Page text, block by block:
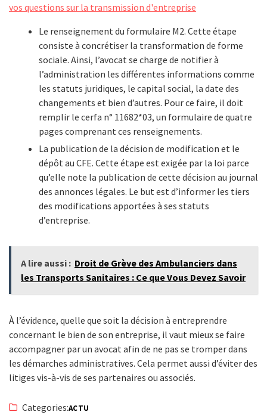
vos questions sur la transmission d'entreprise
Le renseignement du formulaire M2. Cette étape
consiste à concrétiser la transformation de forme
sociale. Ainsi, l’avocat se charge de notifier à
l’administration les différentes informations comme
les statuts juridiques, le capital social, la date des
changements et bien d’autres. Pour ce faire, il doit
remplir le cerfa n° 11682*03, un formulaire de quatre
pages comprenant ces renseignements.
La publication de la décision de modification et le
dépôt au CFE. Cette étape est exigée par la loi parce
qu’elle note la publication de cette décision au journal
des annonces légales. Le but est d’informer les tiers
des modifications apportées à ses statuts
d’entreprise.
A lire aussi : Droit de Grève des Ambulanciers dans
les Transports Sanitaires : Ce que Vous Devez Savoir
À l’évidence, quelle que soit la décision à entreprendre
concernant le bien de son entreprise, il vaut mieux se faire
accompagner par un avocat afin de ne pas se tromper dans
les démarches administratives. Cela permet aussi d’éviter des
litiges vis-à-vis de ses partenaires ou associés.
Categories:ACTU